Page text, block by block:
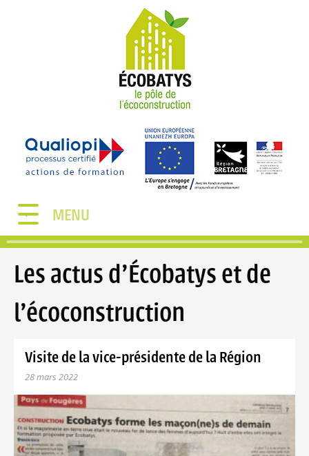
MENU
Les actus d'Écobatys et de
l'écoconstruction
Visite de la vice-présidente de la Région
28 mars 2022